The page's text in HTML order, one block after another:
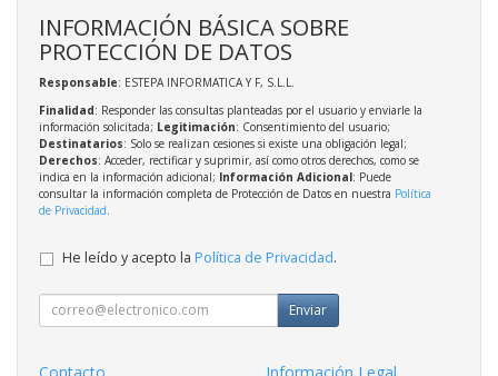
INFORMACIÓN BÁSICA SOBRE
PROTECCIÓN DE DATOS
Responsable: ESTEPA INFORMATICA Y F, S.L.L.
Finalidad: Responder las consultas planteadas por el usuario y enviarle la
información solicitada; Legitimación: Consentimiento del usuario;
Destinatarios: Solo se realizan cesiones si existe una obligación legal;
Derechos: Acceder, rectificar y suprimir, así como otros derechos, como se
indica en la información adicional; Información Adicional: Puede
consultar la información completa de Protección de Datos en nuestra Política
de Privacidad
He leído y acepto la Política de Privacidad.
Enviar
Contacto Información Legal